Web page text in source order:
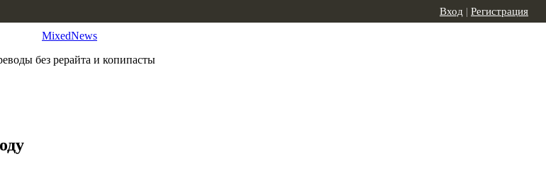
MixedNews
без рерайта и копипасты
Вход | Регистрация